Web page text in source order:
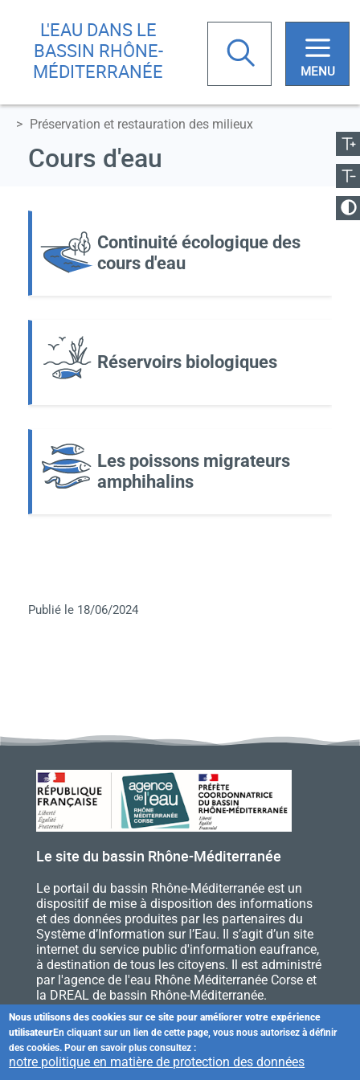
L'EAU DANS LE
BASSIN RHÔNE-
MÉDITERRANÉE
Rechercher
recherche
Préservation et restauration des milieux
la taille
Réduire la taille
Cours d'eau
Continuité écologique des
cours d'eau
Réservoirs biologiques
Les poissons migrateurs
amphihalins
Publié le 18/06/2024
Le site du bassin Rhône-Méditerranée
Le portail du bassin Rhône-Méditerranée est un
dispositif de mise à disposition des informations
et des données produites par les partenaires du
Système d’Information sur l’Eau. Il s’agit d’un site
internet du service public d'information eaufrance,
à destination de tous les citoyens. Il est administré
par l'agence de l'eau Rhône Méditerranée Corse et
la DREAL de bassin Rhône-Méditerranée.
Menu
Accessibilité
Règles et droits
Plan du site
Contacts
Qui sommes-nous
Nous utilisons des cookies sur ce site pour améliorer votre expérience
utilisateurEn cliquant sur un lien de cette page, vous nous autorisez à définir
des cookies. Pour en savoir plus consultez :
notre politique en matière de protection des données